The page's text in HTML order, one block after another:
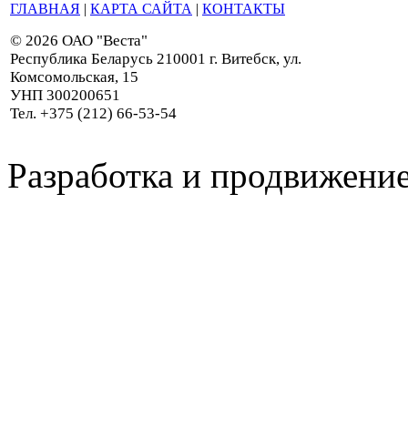
ГЛАВНАЯ | КАРТА САЙТА | КОНТАКТЫ
© 2026 ОАО "Веста"
Республика Беларусь 210001 г. Витебск, ул.
Комсомольская, 15
УНП 300200651
Тел. +375 (212) 66-53-54
Разработка и